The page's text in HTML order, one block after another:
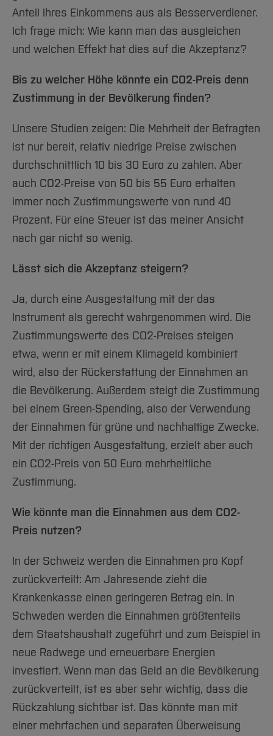
Anteil ihres Einkommens aus als Besserverdiener.
Ich frage mich: Wie kann man das ausgleichen
und welchen Effekt hat dies auf die Akzeptanz?
Bis zu welcher Höhe könnte ein CO2-Preis denn
Zustimmung in der Bevölkerung finden?
Unsere Studien zeigen: Die Mehrheit der Befragten
ist nur bereit, relativ niedrige Preise zwischen
durchschnittlich 10 bis 30 Euro zu zahlen. Aber
auch CO2-Preise von 50 bis 55 Euro erhalten
immer noch Zustimmungswerte von rund 40
Prozent. Für eine Steuer ist das meiner Ansicht
nach gar nicht so wenig.
Lässt sich die Akzeptanz steigern?
Ja, durch eine Ausgestaltung mit der das
Instrument als gerecht wahrgenommen wird. Die
Zustimmungswerte des CO2-Preises steigen
etwa, wenn er mit einem Klimageld kombiniert
wird, also der Rückerstattung der Einnahmen an
die Bevölkerung. Außerdem steigt die Zustimmung
bei einem Green-Spending, also der Verwendung
der Einnahmen für grüne und nachhaltige Zwecke.
Mit der richtigen Ausgestaltung, erzielt aber auch
ein CO2-Preis von 50 Euro mehrheitliche
Zustimmung.
Wie könnte man die Einnahmen aus dem CO2-
Preis nutzen?
In der Schweiz werden die Einnahmen pro Kopf
zurückverteilt: Am Jahresende zieht die
Krankenkasse einen geringeren Betrag ein. In
Schweden werden die Einnahmen größtenteils
dem Staatshaushalt zugeführt und zum Beispiel in
neue Radwege und erneuerbare Energien
investiert. Wenn man das Geld an die Bevölkerung
zurückverteilt, ist es aber sehr wichtig, dass die
Rückzahlung sichtbar ist. Das könnte man mit
einer mehrfachen und separaten Überweisung